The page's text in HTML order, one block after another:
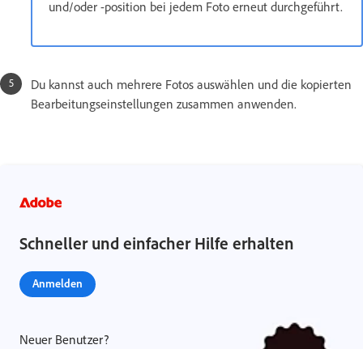
und/oder -position bei jedem Foto erneut durchgeführt.
Du kannst auch mehrere Fotos auswählen und die kopierten
Bearbeitungseinstellungen zusammen anwenden.
Schneller und einfacher Hilfe erhalten
Anmelden
Neuer Benutzer?